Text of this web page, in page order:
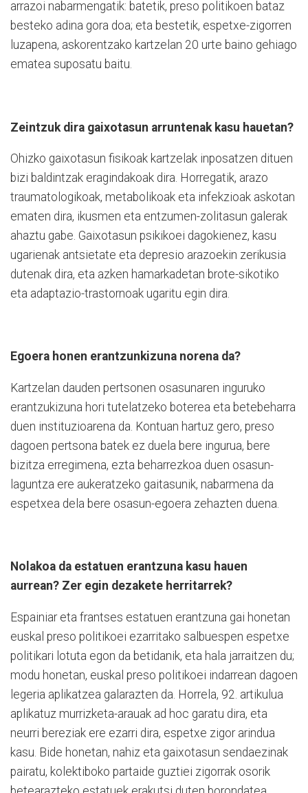
arrazoi nabarmengatik: batetik, preso politikoen bataz
besteko adina gora doa; eta bestetik, espetxe-zigorren
luzapena, askorentzako kartzelan 20 urte baino gehiago
ematea suposatu baitu.
Zeintzuk dira gaixotasun arruntenak kasu hauetan?
Ohizko gaixotasun fisikoak kartzelak inposatzen dituen
bizi baldintzak eragindakoak dira. Horregatik, arazo
traumatologikoak, metabolikoak eta infekzioak askotan
ematen dira, ikusmen eta entzumen-zolitasun galerak
ahaztu gabe. Gaixotasun psikikoei dagokienez, kasu
ugarienak antsietate eta depresio arazoekin zerikusia
dutenak dira, eta azken hamarkadetan brote-sikotiko
eta adaptazio-trastornoak ugaritu egin dira.
Egoera honen erantzunkizuna norena da?
Kartzelan dauden pertsonen osasunaren inguruko
erantzukizuna hori tutelatzeko boterea eta betebeharra
duen instituzioarena da. Kontuan hartuz gero, preso
dagoen pertsona batek ez duela bere ingurua, bere
bizitza erregimena, ezta beharrezkoa duen osasun-
laguntza ere aukeratzeko gaitasunik, nabarmena da
espetxea dela bere osasun-egoera zehazten duena.
Nolakoa da estatuen erantzuna kasu hauen
aurrean? Zer egin dezakete herritarrek?
Espainiar eta frantses estatuen erantzuna gai honetan
euskal preso politikoei ezarritako salbuespen espetxe
politikari lotuta egon da betidanik, eta hala jarraitzen du;
modu honetan, euskal preso politikoei indarrean dagoen
legeria aplikatzea galarazten da. Horrela, 92. artikulua
aplikatuz murrizketa-arauak ad hoc garatu dira, eta
neurri bereziak ere ezarri dira, espetxe zigor arindua
kasu. Bide honetan, nahiz eta gaixotasun sendaezinak
pairatu, kolektiboko partaide guztiei zigorrak osorik